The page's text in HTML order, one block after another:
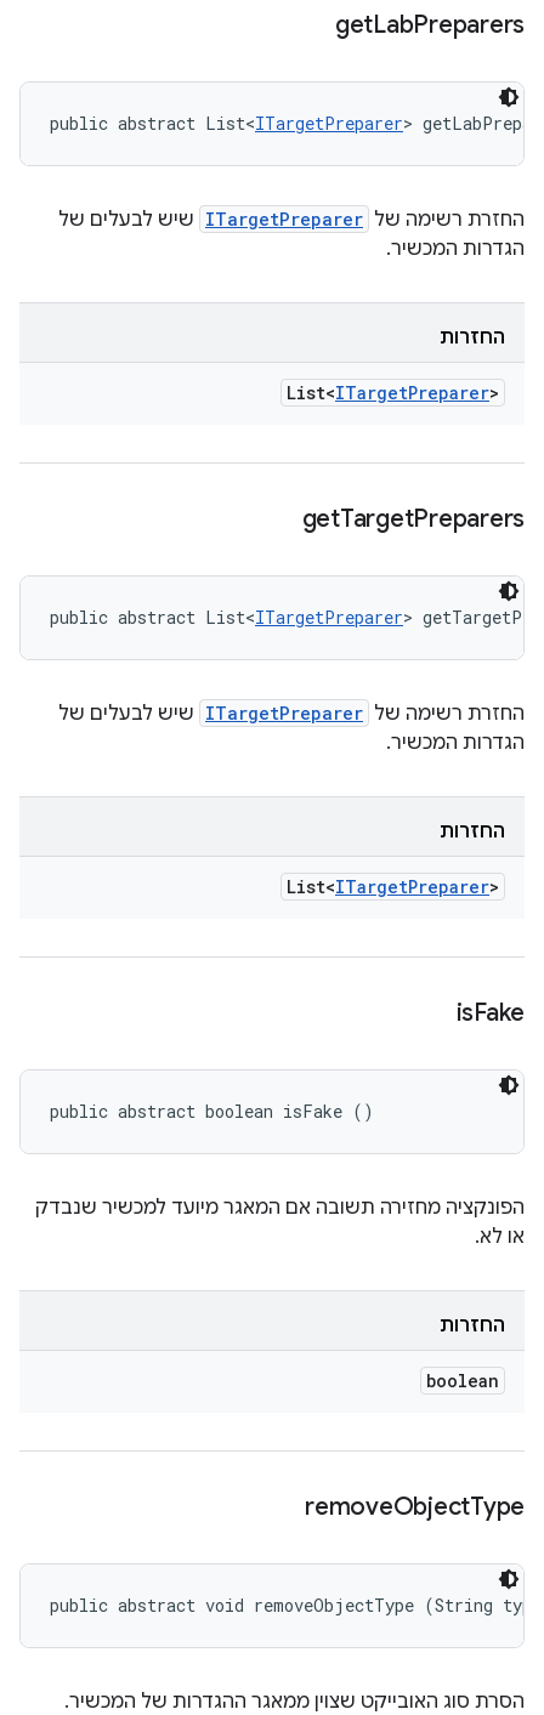
getLabPreparers
public abstract List<ITargetPreparer>
החזרת רשימה של ITargetPreparer שיש לבעלים של
הגדרות המכשיר.
החזרות
List<ITargetPreparer>
getTargetPreparers
public abstract List<ITargetPreparer>
החזרת רשימה של ITargetPreparer שיש לבעלים של
הגדרות המכשיר.
החזרות
List<ITargetPreparer>
isFake
public abstract boolean isFake ()
הפונקציה מחזירה תשובה אם המאגר מיועד למכשיר שנבדק
או לא.
החזרות
boolean
removeObjectType
public abstract void removeObjectType (String
הסרת סוג האובייקט שצוין ממאגר ההגדרות של המכשיר.